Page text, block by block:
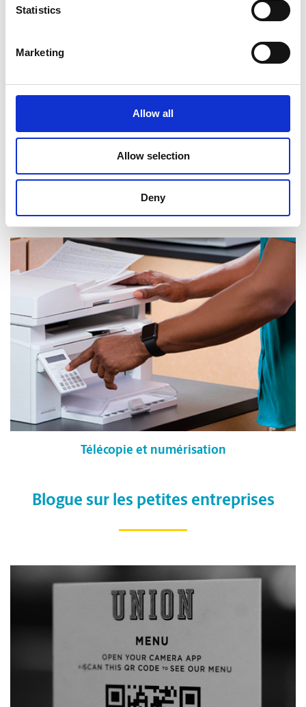
Statistics
Marketing
Allow all
Allow selection
Deny
Réception de courrier et de colis
Télécopie et numérisation
Blogue sur les petites entreprises